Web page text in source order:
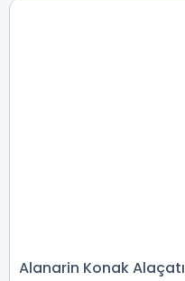
Alanarin Konak Alaçatı